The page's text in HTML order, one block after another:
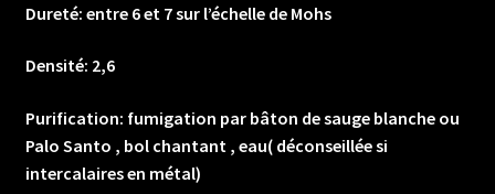
Dureté: entre 6 et 7 sur l’échelle de Mohs
Densité: 2,6
Purification: fumigation par bâton de sauge blanche ou
Palo Santo , bol chantant , eau( déconseillée si
intercalaires en métal)